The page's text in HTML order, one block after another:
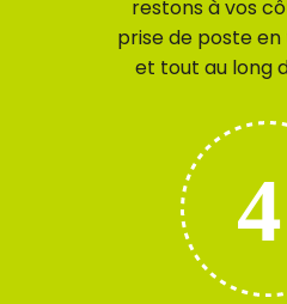
restons à vos
prise de poste
et tout au long